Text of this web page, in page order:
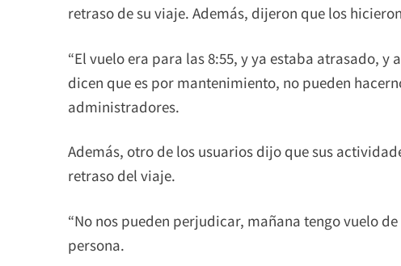
retraso de su viaje. Además, dijeron que los
“El vuelo era para las 8:55, y ya estaba atrasado, y
dicen que es por mantenimiento, no pueden
administradores.
Además, otro de los usuarios dijo que sus
retraso del viaje.
“No nos pueden perjudicar, mañana tengo vuelo
persona.